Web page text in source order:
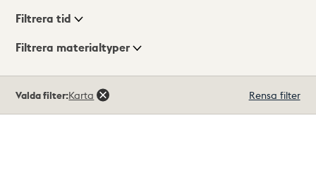
Visningsläge
Filtrera tid
Filtrera materialtyper
träffar
Valda filter:Karta Rensa filter